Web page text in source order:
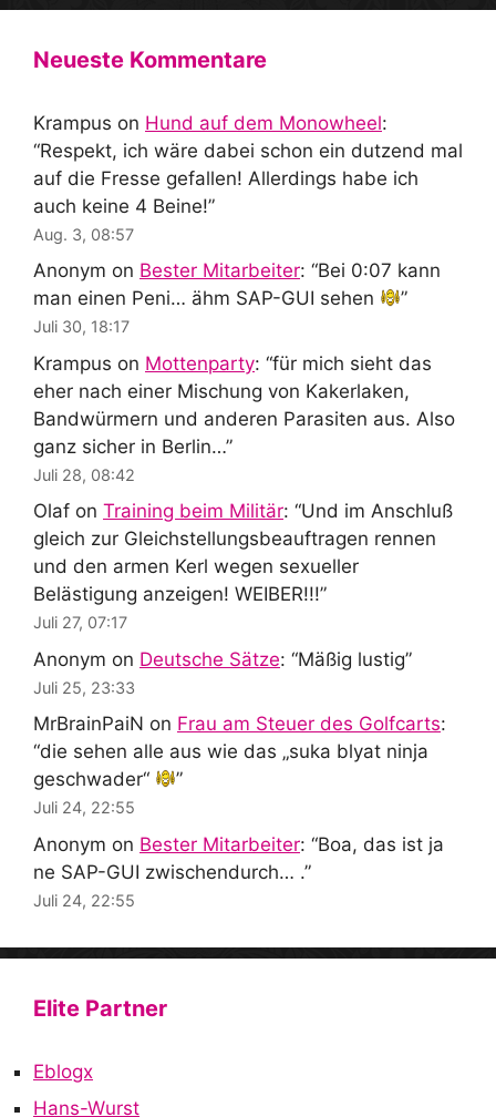
Neueste Kommentare
Krampus on Hund auf dem Monowheel:
“Respekt, ich wäre dabei schon ein dutzend mal
auf die Fresse gefallen! Allerdings habe ich
auch keine 4 Beine!”
Aug. 3, 08:57
Anonym on Bester Mitarbeiter: “Bei 0:07 kann
man einen Peni… ähm SAP-GUI sehen
”
Juli 30, 18:17
Krampus on Mottenparty: “für mich sieht das
eher nach einer Mischung von Kakerlaken,
Bandwürmern und anderen Parasiten aus. Also
ganz sicher in Berlin…”
Juli 28, 08:42
Olaf on Training beim Militär: “Und im Anschluß
gleich zur Gleichstellungsbeauftragen rennen
und den armen Kerl wegen sexueller
Belästigung anzeigen! WEIBER!!!”
Juli 27, 07:17
Anonym on Deutsche Sätze: “Mäßig lustig”
Juli 25, 23:33
MrBrainPaiN on Frau am Steuer des Golfcarts:
“die sehen alle aus wie das „suka blyat ninja
geschwader“
”
Juli 24, 22:55
Anonym on Bester Mitarbeiter: “Boa, das ist ja
ne SAP-GUI zwischendurch… .”
Juli 24, 22:55
Elite Partner
Eblogx
Hans-Wurst